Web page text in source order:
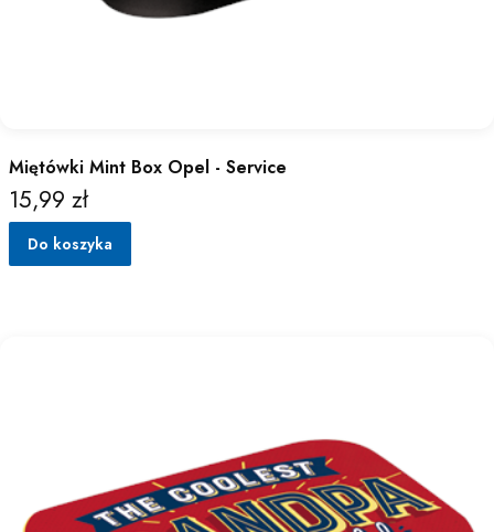
Miętówki Mint Box Opel - Service
Cena
15,99 zł
Do koszyka